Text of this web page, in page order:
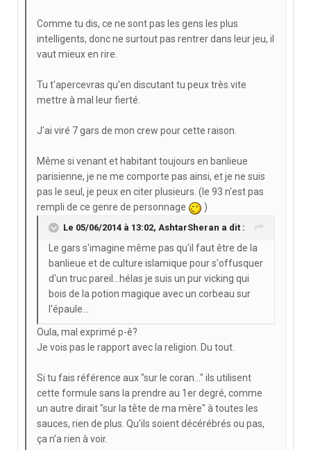
Comme tu dis, ce ne sont pas les gens les plus
intelligents, donc ne surtout pas rentrer dans leur jeu, il
vaut mieux en rire.
Tu t'apercevras qu'en discutant tu peux très vite
mettre à mal leur fierté.
J'ai viré 7 gars de mon crew pour cette raison.
Même si venant et habitant toujours en banlieue
parisienne, je ne me comporte pas ainsi, et je ne suis
pas le seul, je peux en citer plusieurs. (le 93 n'est pas
rempli de ce genre de personnage
)
Le 05/06/2014 à 13:02, AshtarSheran a dit :
Le gars s'imagine même pas qu'il faut être de la
banlieue et de culture islamique pour s'offusquer
d'un truc pareil...hélas je suis un pur vicking qui
bois de la potion magique avec un corbeau sur
l'épaule...
Oula, mal exprimé p-ê?
Je vois pas le rapport avec la religion. Du tout.
Si tu fais référence aux "sur le coran..." ils utilisent
cette formule sans la prendre au 1er degré, comme
un autre dirait "sur la tête de ma mère" à toutes les
sauces, rien de plus. Qu'ils soient décérébrés ou pas,
ça n'a rien à voir.